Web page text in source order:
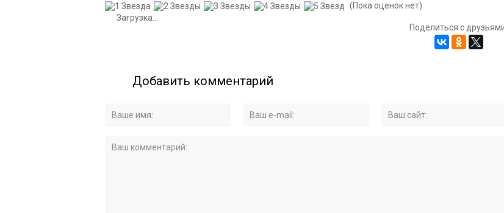
(Пока оценок нет)
Загрузка...
Поделиться с
Добавить комментарий